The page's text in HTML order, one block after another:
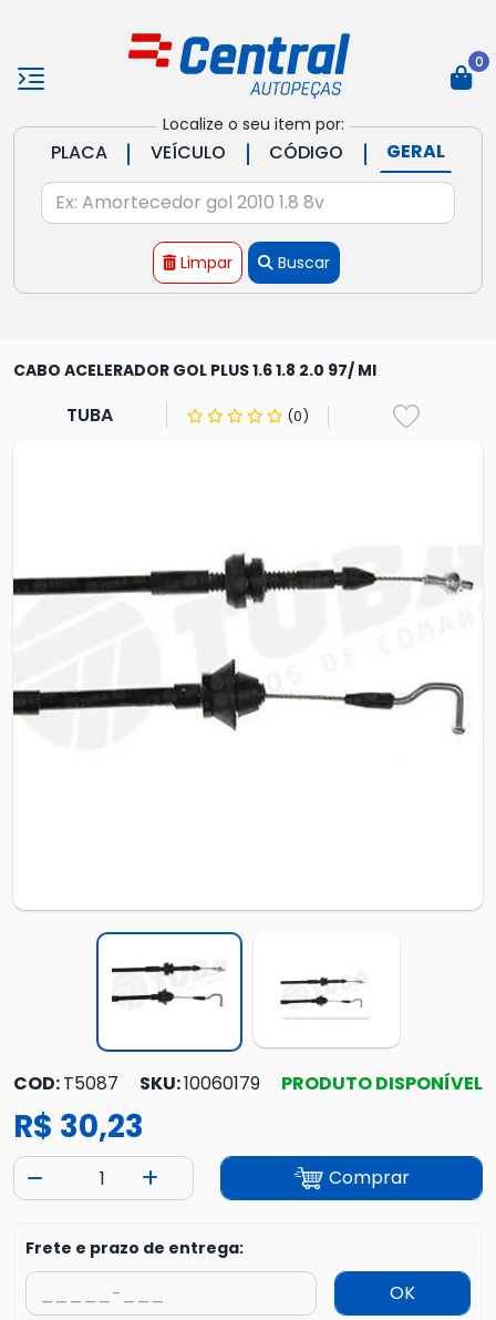
Localize o seu item por:
PLACA | VEÍCULO | CÓDIGO | GERAL
Limpar Buscar
0
CABO ACELERADOR GOL PLUS 1.6 1.8 2.0 97/ MI
TUBA (0)
COD:T5087 SKU:10060179 PRODUTO DISPONÍVEL
R$ 30,23
Comprar
Frete e prazo de entrega:
OK